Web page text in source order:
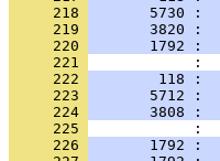
     218
5730 :
     219
3820 :
     220
1792 :
     221
     222
118 :
     223
5712 :
     224
3808 :
     225
     226
1792 :